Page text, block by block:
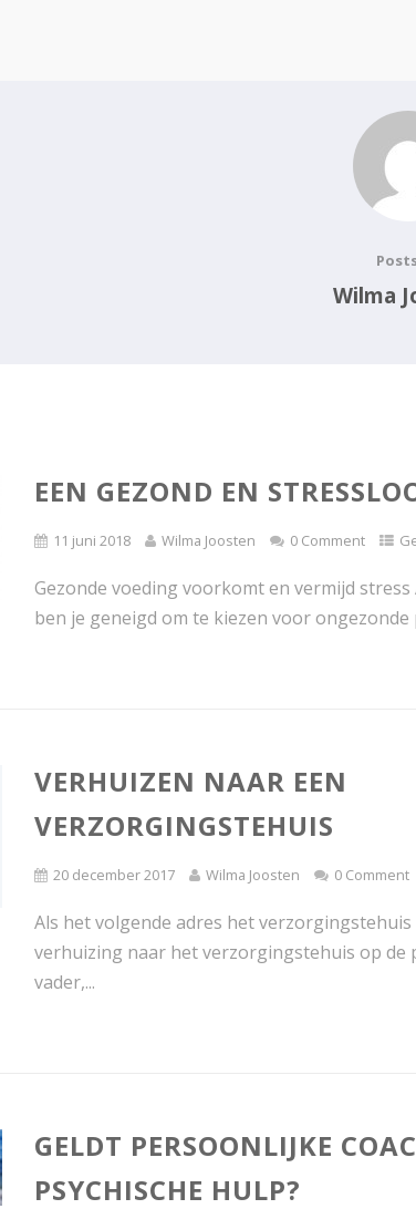
Wilma
EEN GEZOND EN
11 juni 2018 Wilma Joosten 0 Comment
Gezonde voeding voorkomt en vermijd
ben je geneigd om te kiezen voor ongezonde
VERHUIZEN NAAR EEN
VERZORGINGSTEHUIS
20 december 2017 Wilma Joosten 0 Comment
Als het volgende adres het verzorgingstehuis
verhuizing naar het verzorgingstehuis op de
vader,...
GELDT PERSOONLIJKE
PSYCHISCHE HULP?